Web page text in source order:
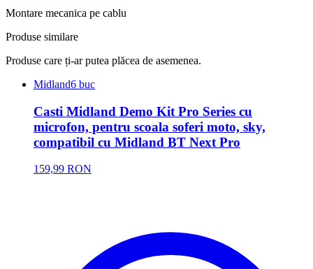
Montare mecanica pe cablu
Produse similare
Produse care ți-ar putea plăcea de asemenea.
Midland6 buc
Casti Midland Demo Kit Pro Series cu
microfon, pentru scoala soferi moto, sky,
compatibil cu Midland BT Next Pro
159,99 RON